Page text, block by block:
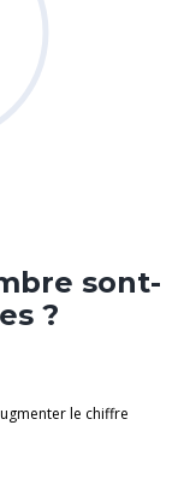
sont-
?
le chiffre